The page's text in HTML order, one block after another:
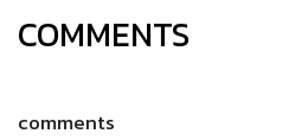
COMMENTS
comments